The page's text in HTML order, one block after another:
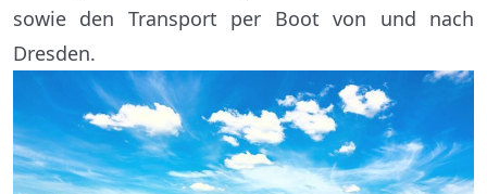
sowie den Transport per Boot von und nach
Dresden.